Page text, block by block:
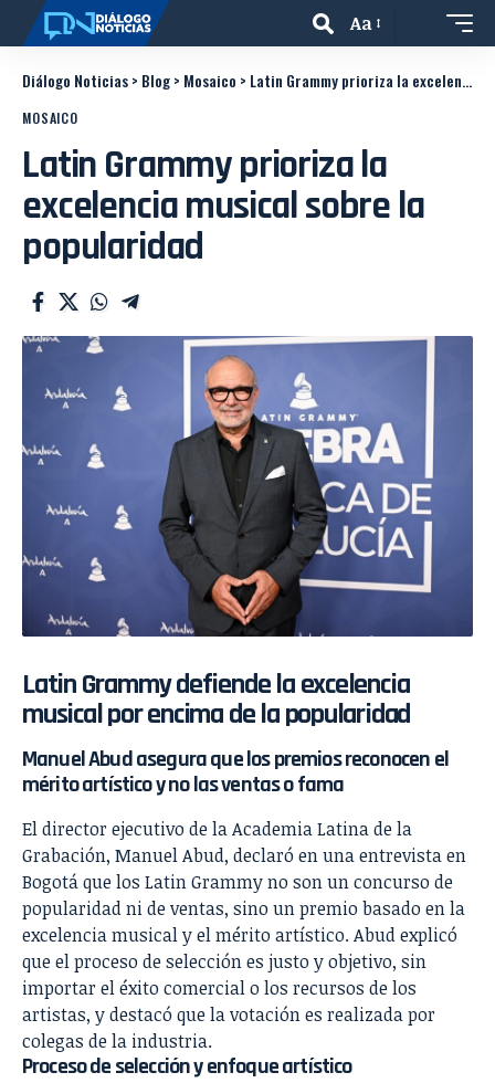
Aa
Diálogo Noticias> Blog> Mosaico > Latin Grammy prioriza la excelencia musical sobre la popularidad
MOSAICO
Latin Grammy prioriza la
excelencia musical sobre la
popularidad
Latin Grammy defiende la excelencia
musical por encima de la popularidad
Manuel Abud asegura que los premios reconocen el
mérito artístico y no las ventas o fama
El director ejecutivo de la Academia Latina de la
Grabación, Manuel Abud, declaró en una entrevista en
Bogotá que los Latin Grammy no son un concurso de
popularidad ni de ventas, sino un premio basado en la
excelencia musical y el mérito artístico. Abud explicó
que el proceso de selección es justo y objetivo, sin
importar el éxito comercial o los recursos de los
artistas, y destacó que la votación es realizada por
colegas de la industria.
Proceso de selección y enfoque artístico